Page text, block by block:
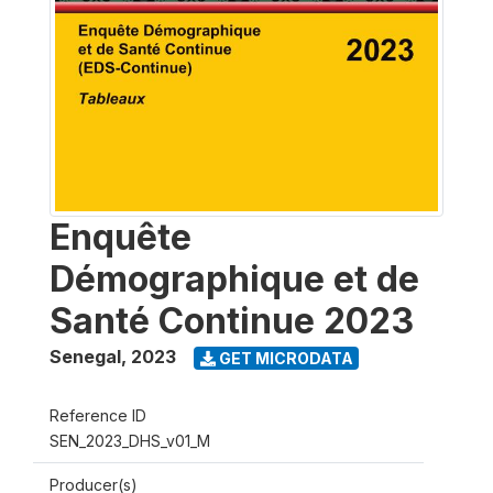
Enquête
Démographique et de
Santé Continue 2023
Senegal, 2023 GET MICRODATA
Reference ID
SEN_2023_DHS_v01_M
Producer(s)